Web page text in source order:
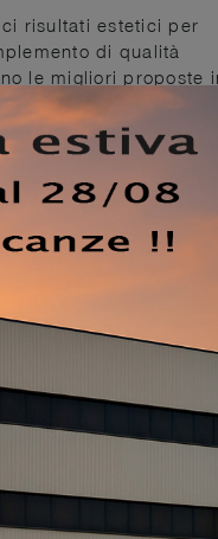
risultati estetici per
di qualità
le migliori proposte
Complementi design
la tua casa, dovrai
decorativo che